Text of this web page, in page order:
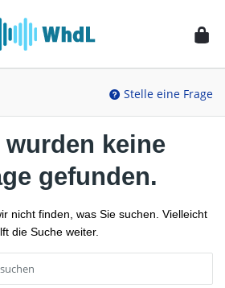
Stelle eine Frage
wurden keine
gefunden.
nicht finden, was Sie suchen. Vielleicht
die Suche weiter.